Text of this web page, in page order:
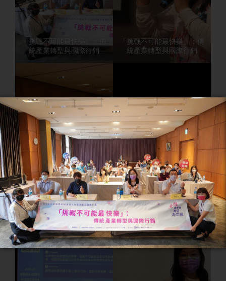
「挑戰不可能最快樂」：傳
統產業轉型與國際行銷
「挑戰不可能最快樂」：傳
統產業轉型與國際行銷
「挑戰不可能最快樂」：傳
統產業轉型與國際行銷
「挑戰不可能最快樂」：傳
統產業轉型與國際行銷